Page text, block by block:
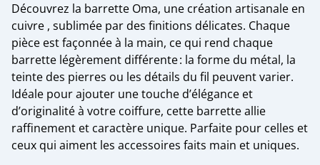
Découvrez la barrette Oma, une création artisanale en
cuivre , sublimée par des finitions délicates. Chaque
pièce est façonnée à la main, ce qui rend chaque
barrette légèrement différente : la forme du métal, la
teinte des pierres ou les détails du fil peuvent varier.
Idéale pour ajouter une touche d’élégance et
d’originalité à votre coiffure, cette barrette allie
raffinement et caractère unique. Parfaite pour celles et
ceux qui aiment les accessoires faits main et uniques.